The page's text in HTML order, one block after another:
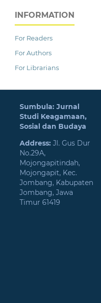
INFORMATION
For Readers
For Authors
For Librarians
Sumbula: Jurnal
Studi Keagamaan,
Sosial dan Budaya
Address: Jl. Gus Dur
No.29A,
Mojongapitindah,
Mojongapit, Kec.
Jombang, Kabupaten
Jombang, Jawa
Timur 61419